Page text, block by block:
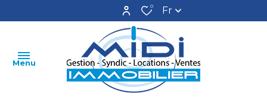
0 Fr
Menu